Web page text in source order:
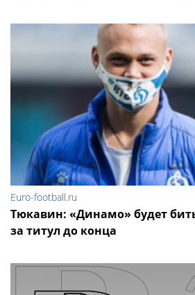
Euro-football.ru
Тюкавин: «Динамо» будет
за титул до конца